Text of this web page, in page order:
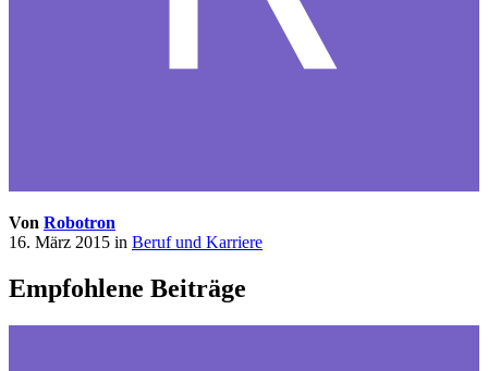
Von Robotron
16. März 2015 in Beruf und Karriere
Empfohlene Beiträge